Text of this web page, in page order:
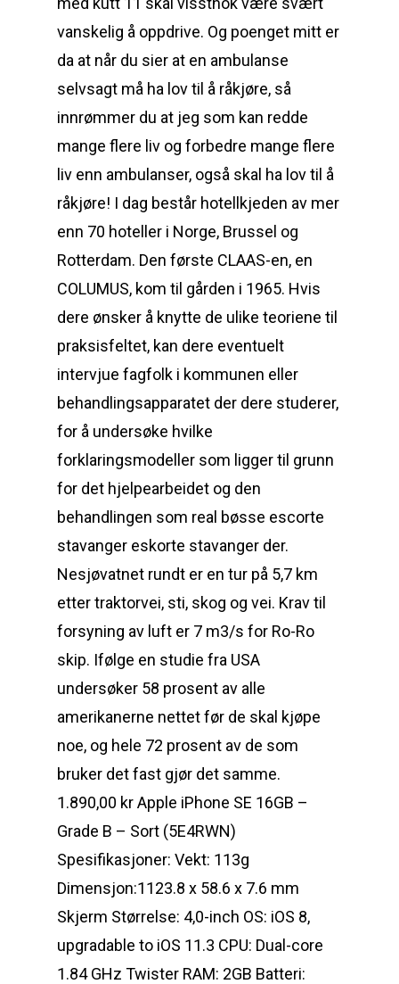
vanskelig å oppdrive. Og poenget mitt er
da at når du sier at en ambulanse
selvsagt må ha lov til å råkjøre, så
innrømmer du at jeg som kan redde
mange flere liv og forbedre mange flere
liv enn ambulanser, også skal ha lov til å
råkjøre! I dag består hotellkjeden av mer
enn 70 hoteller i Norge, Brussel og
Rotterdam. Den første CLAAS-en, en
COLUMUS, kom til gården i 1965. Hvis
dere ønsker å knytte de ulike teoriene til
praksisfeltet, kan dere eventuelt
intervjue fagfolk i kommunen eller
behandlingsapparatet der dere studerer,
for å undersøke hvilke
forklaringsmodeller som ligger til grunn
for det hjelpearbeidet og den
behandlingen som real bøsse escorte
stavanger eskorte stavanger der.
Nesjøvatnet rundt er en tur på 5,7 km
etter traktorvei, sti, skog og vei. Krav til
forsyning av luft er 7 m3/s for Ro-Ro
skip. Ifølge en studie fra USA
undersøker 58 prosent av alle
amerikanerne nettet før de skal kjøpe
noe, og hele 72 prosent av de som
bruker det fast gjør det samme.
1.890,00 kr Apple iPhone SE 16GB –
Grade B – Sort (5E4RWN)
Spesifikasjoner: Vekt: 113g
Dimensjon:1123.8 x 58.6 x 7.6 mm
Skjerm Størrelse: 4,0-inch OS: iOS 8,
upgradable to iOS 11.3 CPU: Dual-core
1.84 GHz Twister RAM: 2GB Batteri: